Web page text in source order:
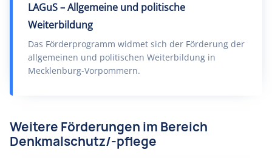
LAGuS – Allgemeine und politische
Weiterbildung
Das Förderprogramm widmet sich der Förderung der
allgemeinen und politischen Weiterbildung in
Mecklenburg-Vorpommern.
Weitere Förderungen im Bereich
Denkmalschutz/-pflege